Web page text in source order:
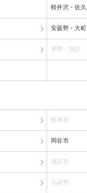
軽井沢・佐久
安曇野・大町
茅野・諏訪
松本市
岡谷市
諏訪市
小諸市